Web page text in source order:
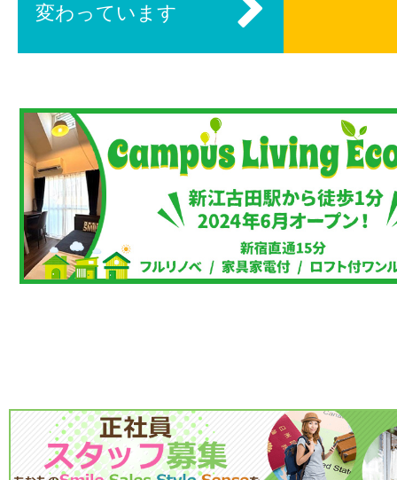
変わっています